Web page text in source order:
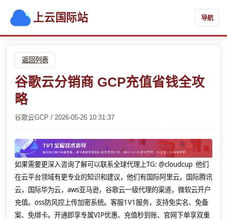
上云国际站 导航
返回列表
谷歌云分销商 GCP充值省钱全攻
略
谷歌云GCP / 2026-05-26 10:31:37
如果需要更深入咨询了解可以联系全球代理上TG: @cloudcup 他们
在云平台领域有更专业的知识和建议，他们有国际阿里云，国际腾讯
云，国际华为云，aws亚马逊，谷歌云一级代理的渠道，微软云开户
充值。oss防风控上传加密系统。客服1V1服务，支持免实名、免备
案、免绑卡。开通即享专属VIP优惠、充值秒到账、官网下单享双重